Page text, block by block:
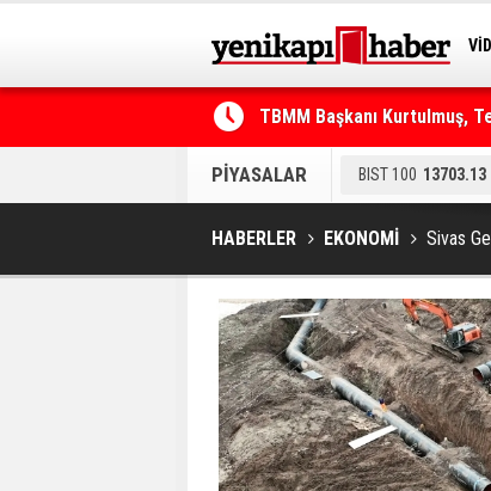
TBMM Başkanı Kurtulmuş,
Telefonla arayıp "RTÜK'ten
PİYASALAR BIST 100 13703.13
HABERLER EKONOMİ Sivas